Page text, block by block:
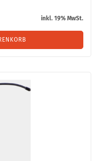
inkl. 19% MwSt.